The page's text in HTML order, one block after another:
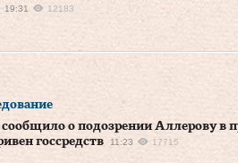
19:31 12183
о подозрении Аллерову в
госсредств
11:23 17715